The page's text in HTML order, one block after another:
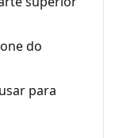
do
para